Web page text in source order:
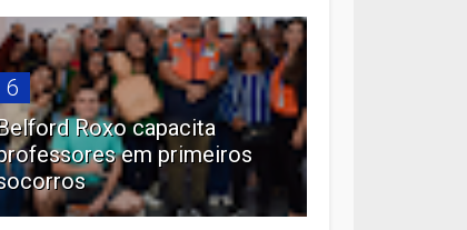
6
Roxo capacita
em primeiros